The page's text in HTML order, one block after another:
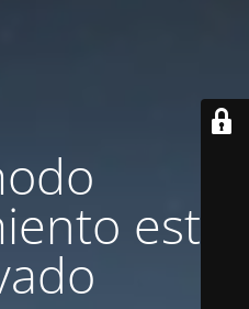
está